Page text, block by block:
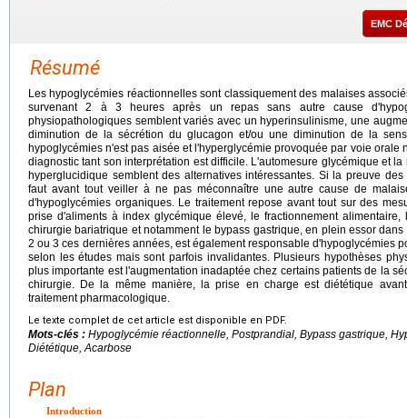
EMC
Résumé
Les hypoglycémies réactionnelles sont classiquement des malaises
survenant 2 à 3 heures après un repas sans autre cause
physiopathologiques semblent variés avec un hyperinsulinisme, une
diminution de la sécrétion du glucagon et/ou une diminution de la
hypoglycémies n'est pas aisée et l'hyperglycémie provoquée par voie orale
diagnostic tant son interprétation est difficile. L'automesure glycémique et
hyperglucidique semblent des alternatives intéressantes. Si la preuve
faut avant tout veiller à ne pas méconnaître une autre cause de
d'hypoglycémies organiques. Le traitement repose avant tout sur des
prise d'aliments à index glycémique élevé, le fractionnement
chirurgie bariatrique et notamment le bypass gastrique, en plein essor
2 ou 3 ces dernières années, est également responsable d'hypoglycémies
selon les études mais sont parfois invalidantes. Plusieurs hypothèses
plus importante est l'augmentation inadaptée chez certains patients de la
chirurgie. De la même manière, la prise en charge est diététique
traitement pharmacologique.
Le texte complet de cet article est disponible en PDF.
Mots-clés : Hypoglycémie réactionnelle, Postprandial, Bypass gastrique,
Diététique, Acarbose
Plan
Introduction